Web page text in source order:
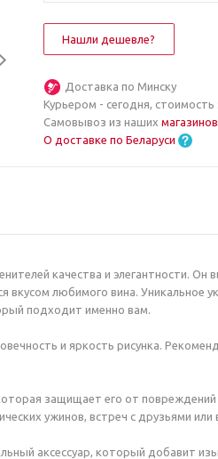
Нашли дешевле?
Доставка по Минску
Курьером - сегодня, стоимость :
Самовывоз из наших магазинов
О доставке по Беларуси
качества и элегантности. Он
любимого вина. Уникальное
подходит именно вам.
и яркость рисунка.
защищает его от
ужинов, встреч с друзьями или
аксессуар, который добавит